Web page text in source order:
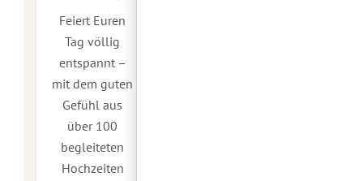
Feiert Euren
Tag völlig
entspannt –
mit dem guten
Gefühl aus
über 100
begleiteten
Hochzeiten